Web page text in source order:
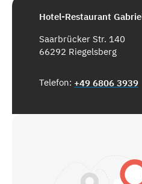
Hotel-Restaurant
Saarbrücker Str. 140
66292 Riegelsberg
Telefon: +49 6806 3939